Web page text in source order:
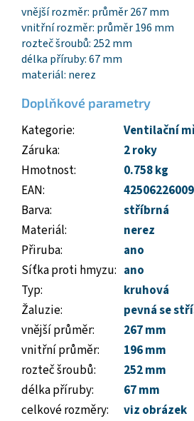
vnější rozměr: průměr 267 mm
vnitřní rozměr: průměr 196 mm
rozteč šroubů: 252 mm
délka příruby: 67 mm
materiál: nerez
Doplňkové parametry
Kategorie:
Ventilační
Záruka:
2 roky
Hmotnost:
0.758 kg
EAN:
Barva:
stříbrná
Materiál:
nerez
Přiruba:
ano
Síťka proti hmyzu: ano
Typ:
kruhová
Žaluzie:
pevná se
vnější průměr:
267 mm
vnitřní průměr:
196 mm
rozteč šroubů:
252 mm
délka příruby:
67 mm
celkové rozměry:
viz obrázek